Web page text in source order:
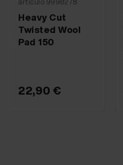
Heavy Cut
Twisted Wool
Pad 150
22,90 €